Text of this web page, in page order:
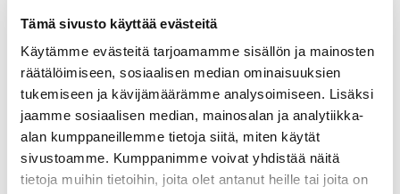
Tämä sivusto käyttää evästeitä
Käytämme evästeitä tarjoamamme sisällön ja mainosten
räätälöimiseen, sosiaalisen median ominaisuuksien
tukemiseen ja kävijämäärämme analysoimiseen. Lisäksi
jaamme sosiaalisen median, mainosalan ja analytiikka-
alan kumppaneillemme tietoja siitä, miten käytät
sivustoamme. Kumppanimme voivat yhdistää näitä
tietoja muihin tietoihin, joita olet antanut heille tai joita on
l
e
i
e
u
l
k
o
i
k
o
i
s
e
l
l
e
Tuudosta löydät mm.
kampuskartat ja ajankohtaiset uutiset
opiskelijoille
tutkinto- tai polkuopiskelijan ilmaisen
opiskelijakortin(vaatii kirjautumisen)
oman lukujärjestyksesi ja suoritetut
opinnot (vaatii kirjautumisen)